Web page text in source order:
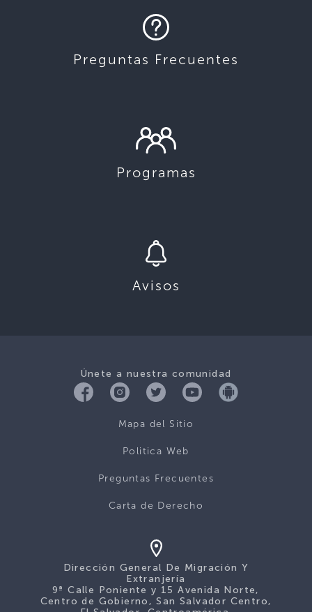
Preguntas Frecuentes
Programas
Avisos
Únete a nuestra comunidad
Mapa del Sitio
Politica Web
Preguntas Frecuentes
Carta de Derecho
Dirección General De Migración Y
Extranjería
9ª Calle Poniente y 15 Avenida Norte,
Centro de Gobierno, San Salvador Centro,